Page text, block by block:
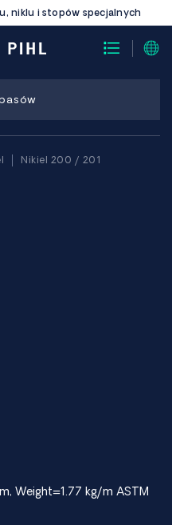
niklu i stopów specjalnych
Nikiel 200 / 201
Weight=1.77 kg/m ASTM